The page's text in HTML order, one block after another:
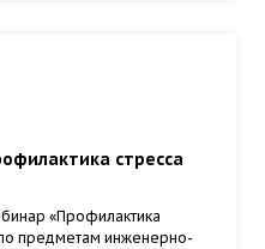
стресса
«Профилактика
по предметам инженерно-